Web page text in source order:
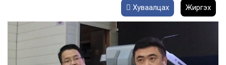
Хуваалцах Жиргэх